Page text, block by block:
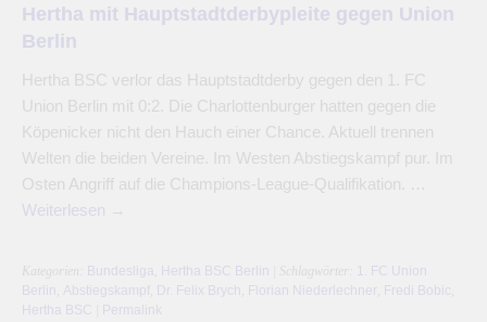
Hertha mit Hauptstadtderbypleite gegen Union
Berlin
Hertha BSC verlor das Hauptstadtderby gegen den 1. FC
Union Berlin mit 0:2. Die Charlottenburger hatten gegen die
Köpenicker nicht den Hauch einer Chance. Aktuell trennen
Welten die beiden Vereine. Im Westen Abstiegskampf pur. Im
Osten Angriff auf die Champions-League-Qualifikation. …
Weiterlesen →
Kategorien: Bundesliga Hertha BSC Berlin | Schlagwörter:
1. FC Union
Berlin
Abstiegskampf Dr. Felix Brych Florian Niederlechner Fredi Bobic
Hertha BSC
Permalink